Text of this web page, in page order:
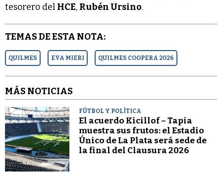
tesorero del HCE, Rubén Ursino.
TEMAS DE ESTA NOTA:
QUILMES EVA MIERI QUILMES COOPERA 2026
MÁS NOTICIAS
FÚTBOL Y POLÍTICA
El acuerdo Kicillof – Tapia
muestra sus frutos: el Estadio
Único de La Plata será sede de
la final del Clausura 2026